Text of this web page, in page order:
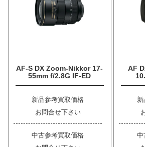
AF-S DX Zoom-Nikkor 17-
55mm f/2.8G IF-ED
新品参考買取価格
お問合せ下さい
中古参考買取価格
AF
中